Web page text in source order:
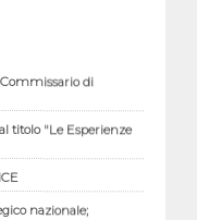
di
titolo "Le Esperienze
nazionale;